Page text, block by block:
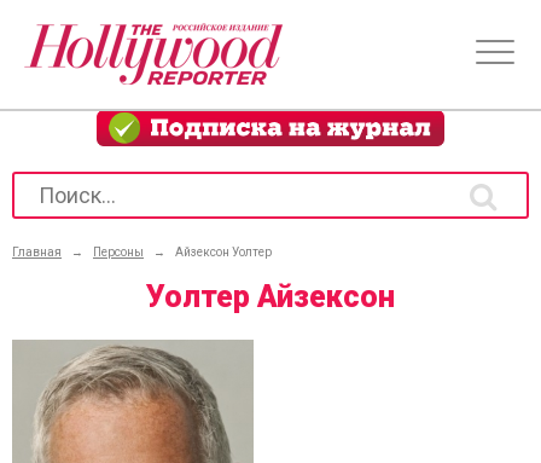
Главная → Персоны → Айзексон Уолтер
Уолтер Айзексон